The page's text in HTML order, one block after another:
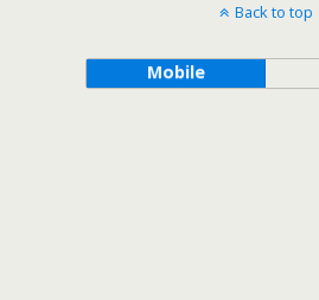
Back to top
Mobile